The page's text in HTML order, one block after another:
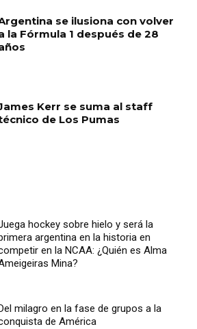
se ilusiona con volver
la Fórmula 1 después de 28
Kerr se suma al staff
de Los Pumas
hockey sobre hielo y será la
argentina en la historia en
en la NCAA: ¿Quién es Alma
Mina?
milagro en la fase de grupos a la
de América